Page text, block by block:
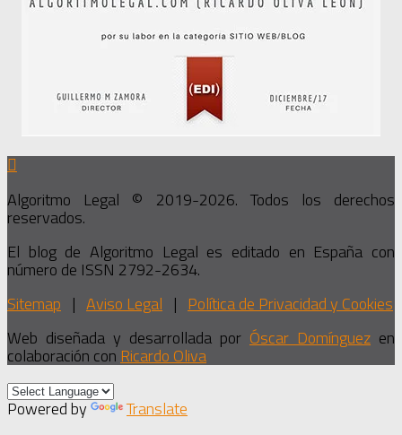
Algoritmo Legal © 2019-2026. Todos los derechos
reservados.
El blog de Algoritmo Legal es editado en España con
número de ISSN 2792-2634.
Sitemap | Aviso Legal | Política de Privacidad y Cookies
Web diseñada y desarrollada por Óscar Domínguez en
colaboración conRicardo Oliva
Powered by Translate